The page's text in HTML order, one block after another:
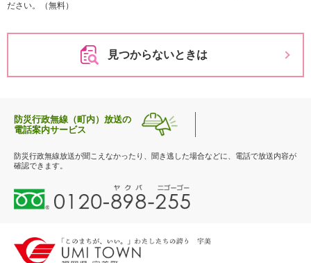
ださい。（無料）
見つからないときは
防災行政無線（町内）放送の
電話案内サービス
防災行政無線放送が聞こえなかったり、聞き逃した場合などに、電話で放送内容が
確認できます。
0
1
-